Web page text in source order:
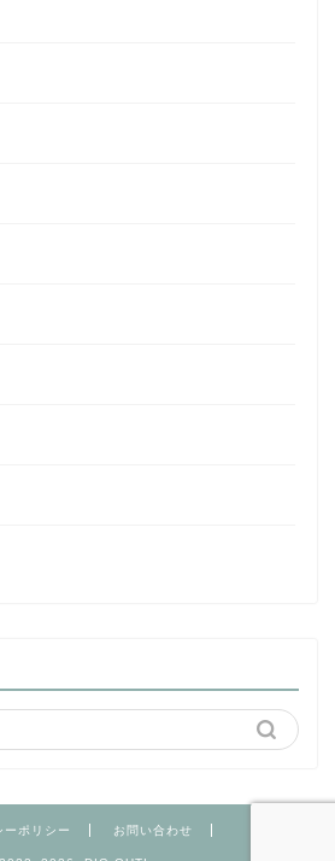
ーポリシー お問い合わせ